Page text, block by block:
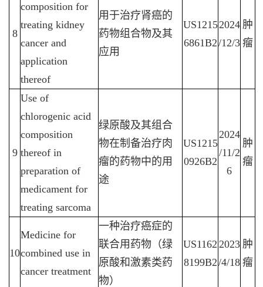
8
composition for
treating kidney
cancer and
application
thereof
用于治疗肾癌的
药物组合物及其
应用
US1215
6861B2
2024
/12/3
肿
瘤
9
Use of
chlorogenic acid
composition
thereof in
preparation of
medicament for
treating sarcoma
绿原酸及其组合
物在制备治疗肉
瘤的药物中的用
途
US1215
0926B2
2024
/11/2
6
肿
瘤
10
Medicine for
combined use in
cancer treatment
一种治疗癌症的
联合用药物（绿
原酸和激素类药
物）
US1162
8199B2
2023
/4/18
肿
瘤